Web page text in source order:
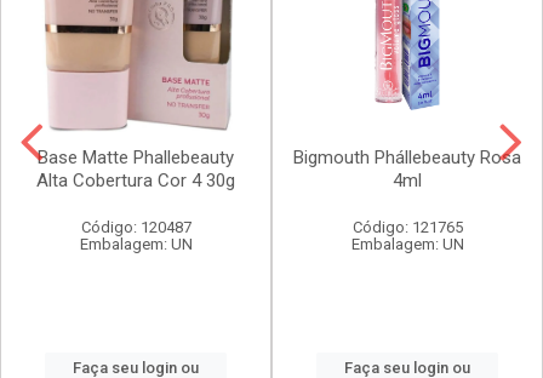
Base Matte Phallebeauty
Alta Cobertura Cor 4 30g
Código: 120487
Embalagem: UN
Faça seu login ou
Bigmouth Phállebeauty Rosa
4ml
Código: 121765
Embalagem: UN
Faça seu login ou